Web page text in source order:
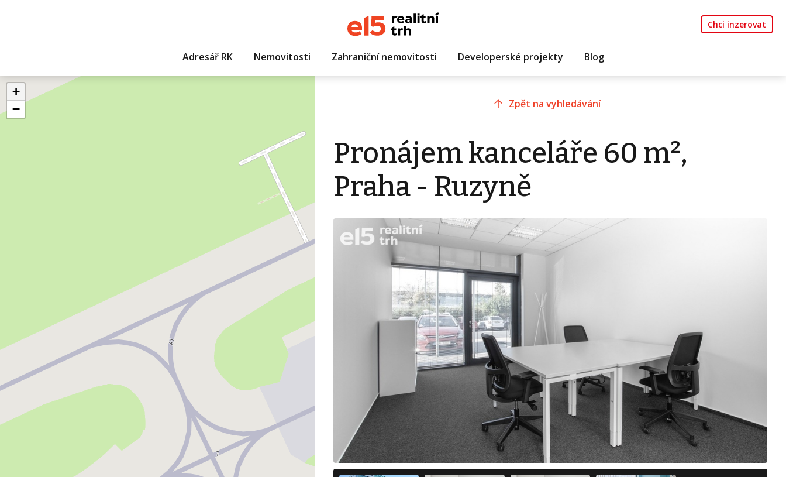
Chci inzerovat
Adresář RK Nemovitosti Zahraniční nemovitosti Developerské projekty Blog
+
−
Zpět na vyhledávání
Pronájem kanceláře 60 m²,
Praha - Ruzyně